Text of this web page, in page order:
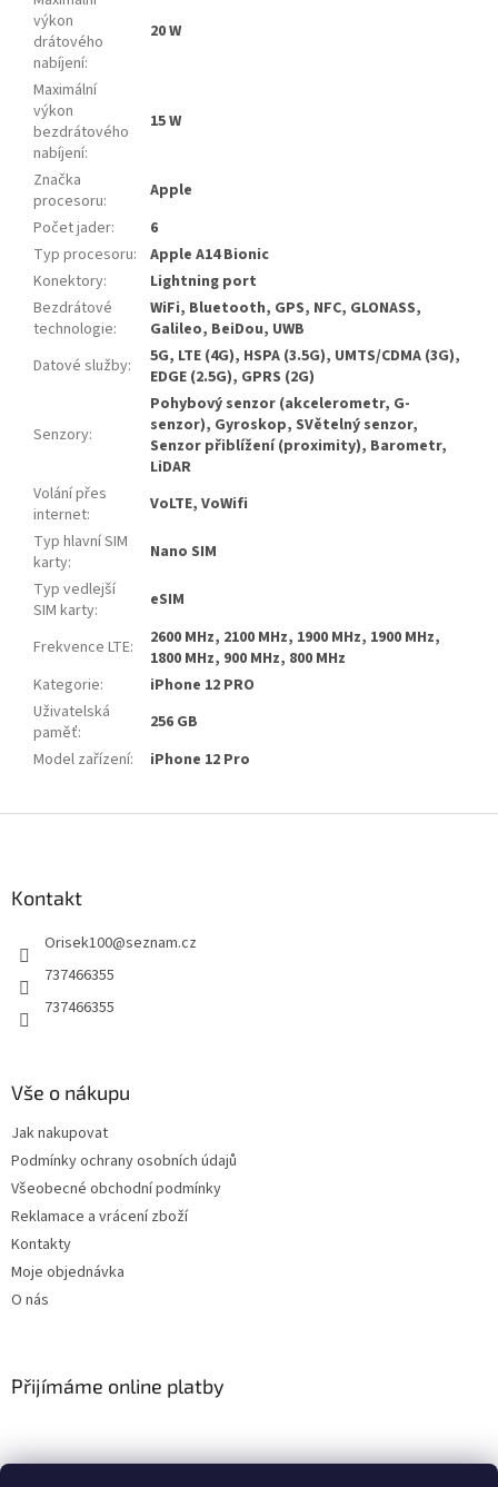
výkon
drátového
nabíjení:
20 W
Maximální
výkon
bezdrátového
nabíjení:
15 W
Značka
procesoru:
Apple
Počet jader:
6
Typ procesoru:
Apple A14 Bionic
Konektory:
Lightning port
Bezdrátové
technologie:
WiFi, Bluetooth, GPS, NFC, GLONASS,
Galileo, BeiDou, UWB
Datové služby:
5G, LTE (4G), HSPA (3.5G), UMTS/CDMA (3G),
EDGE (2.5G), GPRS (2G)
Senzory:
Pohybový senzor (akcelerometr, G-
senzor), Gyroskop, SVětelný senzor,
Senzor přiblížení (proximity), Barometr,
LiDAR
Volání přes
internet:
VoLTE, VoWifi
Typ hlavní SIM
karty:
Nano SIM
Typ vedlejší
SIM karty: eSIM
Frekvence LTE:
2600 MHz, 2100 MHz, 1900 MHz, 1900 MHz,
1800 MHz, 900 MHz, 800 MHz
Kategorie:
iPhone 12 PRO
Uživatelská
paměť:
256 GB
Model zařízení: iPhone 12 Pro
Kontakt
Orisek100@seznam.cz
737466355
737466355
Vše o nákupu
Jak nakupovat
Podmínky ochrany osobních údajů
Všeobecné obchodní podmínky
Reklamace a vrácení zboží
Kontakty
Moje objednávka
O nás
Přijímáme online platby